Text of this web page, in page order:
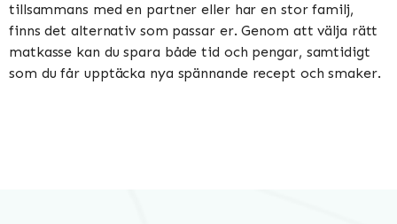
tillsammans med en partner eller har en stor familj,
finns det alternativ som passar er. Genom att välja rätt
matkasse kan du spara både tid och pengar, samtidigt
som du får upptäcka nya spännande recept och smaker.